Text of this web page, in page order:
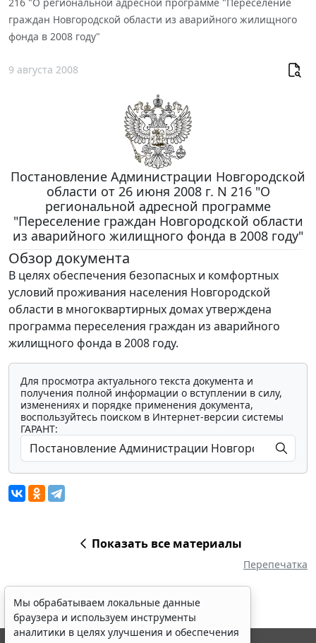
граждан Новгородской области из аварийного жилищного
фонда в 2008 году"
9 августа 2008
Постановление Администрации Новгородской
области от 26 июня 2008 г. N 216 "О
региональной адресной программе
"Переселение граждан Новгородской области
из аварийного жилищного фонда в 2008 году"
Обзор документа
В целях обеспечения безопасных и комфортных
условий проживания населения Новгородской
области в многоквартирных домах утверждена
программа переселения граждан из аварийного
жилищного фонда в 2008 году.
Для просмотра актуального текста документа и
получения полной информации о вступлении в силу,
изменениях и порядке применения документа,
воспользуйтесь поиском в Интернет-версии системы
ГАРАНТ:
Показать все материалы
Перепечатка
Мы обрабатываем локальные данные
браузера и используем инструменты
аналитики в целях улучшения и обеспечения